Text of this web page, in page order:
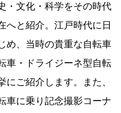
・文化・科学をその時代
へと紹介。江戸時代に日
め、当時の貴重な自転車
車・ドライジーネ型自転
ご紹介します。また、
車に乗り記念撮影コーナ